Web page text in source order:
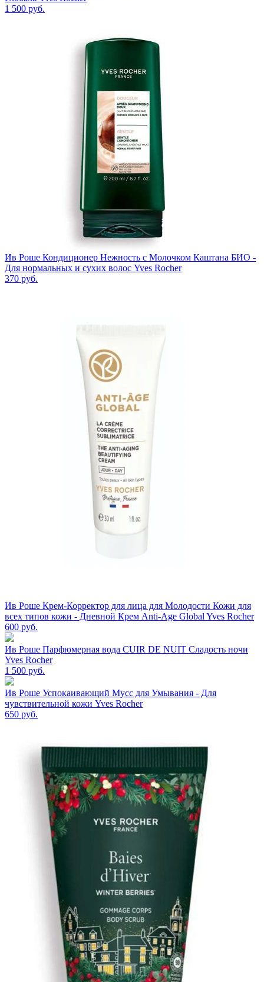
1 500 руб.
Ив Роше Кондиционер Нежность с Молочком Каштана БИО -
Для нормальных и сухих волос Yves Rocher
370 руб.
Ив Роше Крем-Корректор для лица для Молодости Кожи для
всех типов кожи - Дневной Крем Anti-Age Global Yves Rocher
600 руб.
Ив Роше Парфюмерная вода CUIR DE NUIT Сладость ночи
Yves Rocher
1 500 руб.
Ив Роше Успокаивающий Мусс для Умывания - Для
чувствительной кожи Yves Rocher
650 руб.